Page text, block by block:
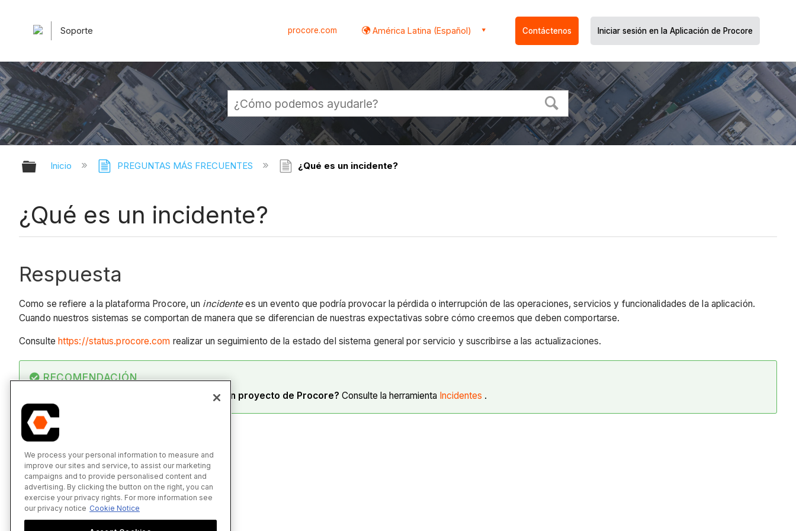
Soporte procore.com América Latina (Español) Contáctenos Iniciar sesión en la Aplicación de Procore
Expandir/contraer jerarquía global
Inicio PREGUNTAS MÁS FRECUENTES ¿Qué es un incidente?
¿Qué es un incidente?
Respuesta
Como se refiere a la plataforma Procore, un incidentees un evento que podría provocar la pérdida o interrupción de las operaciones, servicios y funcionalidades de la aplicación.
Cuando nuestros sistemas se comportan de manera que se diferencian de nuestras expectativas sobre cómo creemos que deben comportarse.
Consulte https://status.procore.com realizar un seguimiento de la estado del sistema general por servicio y suscribirse a las actualizaciones.
RECOMENDACIÓN
¿Busca información sobre "incidentes" en un proyecto de Procore? Consulte la herramienta Incidentes .
We process your personal information to measure and
improve our sites and service, to assist our marketing
campaigns and to provide personalised content and
advertising. By clicking the button on the right, you can
exercise your privacy rights. For more information see
our privacy notice Cookie Notice